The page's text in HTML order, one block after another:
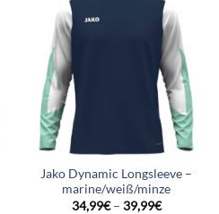
Jako Dynamic Longsleeve –
marine/weiß/minze
34,99€– 39,99€